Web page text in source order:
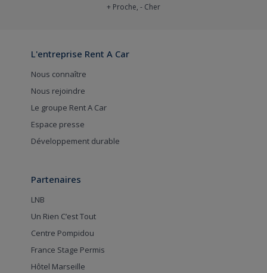
+ Proche, - Cher
L'entreprise Rent A Car
Nous connaître
Nous rejoindre
Le groupe Rent A Car
Espace presse
Développement durable
Partenaires
LNB
Un Rien C’est Tout
Centre Pompidou
France Stage Permis
Hôtel Marseille